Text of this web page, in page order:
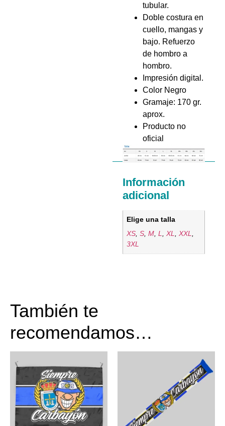
tubular.
Doble costura en
cuello, mangas y
bajo. Refuerzo
de hombro a
hombro.
Impresión digital.
Color Negro
Gramaje: 170 gr.
aprox.
Producto no
oficial
Información
adicional
Elige una talla
XS,S,M,L,XL,XXL,
3XL
También te
recomendamos…